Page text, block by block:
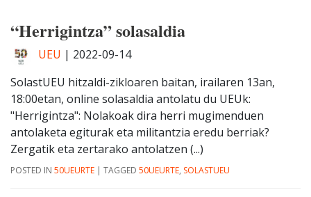
“Herrigintza” solasaldia
UEU | 2022-09-14
SolastUEU hitzaldi-zikloaren baitan, irailaren 13an,
18:00etan, online solasaldia antolatu du UEUk:
"Herrigintza": Nolakoak dira herri mugimenduen
antolaketa egiturak eta militantzia eredu berriak?
Zergatik eta zertarako antolatzen (...)
POSTED IN 50UEURTE | TAGGED 50UEURTE, SOLASTUEU